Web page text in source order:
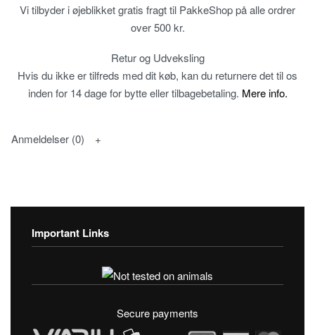
Vi tilbyder i øjeblikket gratis fragt til PakkeShop på alle ordrer
over 500 kr.
Retur og Udveksling
Hvis du ikke er tilfreds med dit køb, kan du returnere det til os
inden for 14 dage for bytte eller tilbagebetaling. Mere info.
Anmeldelser (0)
Important Links
Fortrolighedspolitik
Secure payments